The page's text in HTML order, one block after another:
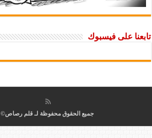
تابعنا على فيسبوك
جميع الحقوق محفوظة لـ قلم رصاص© 2026